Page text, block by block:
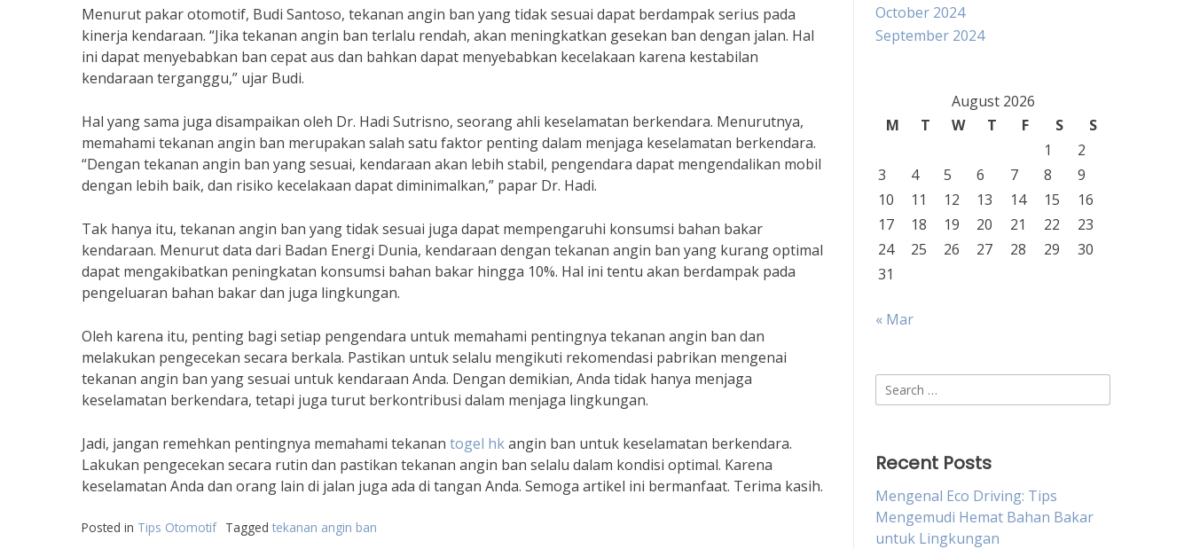
Menurut pakar otomotif, Budi Santoso, tekanan angin ban yang tidak sesuai dapat berdampak serius pada
kinerja kendaraan. “Jika tekanan angin ban terlalu rendah, akan meningkatkan gesekan ban dengan jalan. Hal
ini dapat menyebabkan ban cepat aus dan bahkan dapat menyebabkan kecelakaan karena kestabilan
kendaraan terganggu,” ujar Budi.
Hal yang sama juga disampaikan oleh Dr. Hadi Sutrisno, seorang ahli keselamatan berkendara. Menurutnya,
memahami tekanan angin ban merupakan salah satu faktor penting dalam menjaga keselamatan berkendara.
“Dengan tekanan angin ban yang sesuai, kendaraan akan lebih stabil, pengendara dapat mengendalikan mobil
dengan lebih baik, dan risiko kecelakaan dapat diminimalkan,” papar Dr. Hadi.
Tak hanya itu, tekanan angin ban yang tidak sesuai juga dapat mempengaruhi konsumsi bahan bakar
kendaraan. Menurut data dari Badan Energi Dunia, kendaraan dengan tekanan angin ban yang kurang optimal
dapat mengakibatkan peningkatan konsumsi bahan bakar hingga 10%. Hal ini tentu akan berdampak pada
pengeluaran bahan bakar dan juga lingkungan.
Oleh karena itu, penting bagi setiap pengendara untuk memahami pentingnya tekanan angin ban dan
melakukan pengecekan secara berkala. Pastikan untuk selalu mengikuti rekomendasi pabrikan mengenai
tekanan angin ban yang sesuai untuk kendaraan Anda. Dengan demikian, Anda tidak hanya menjaga
keselamatan berkendara, tetapi juga turut berkontribusi dalam menjaga lingkungan.
Jadi, jangan remehkan pentingnya memahami tekanan togel hkangin ban untuk keselamatan berkendara.
Lakukan pengecekan secara rutin dan pastikan tekanan angin ban selalu dalam kondisi optimal. Karena
keselamatan Anda dan orang lain di jalan juga ada di tangan Anda. Semoga artikel ini bermanfaat. Terima kasih.
Posted in Tips Otomotif Tagged tekanan angin ban
October 2024
September 2024
August 2026
M
T W T F S
S
1
2
3
4 5 6 7 8
9
10
11 12 13 14 15
16
17
18 19 20 21 22
23
24
25 26 27 28 29
30
31
« Mar
Search
for:
Recent Posts
Mengenal Eco Driving: Tips
Mengemudi Hemat Bahan Bakar
untuk Lingkungan